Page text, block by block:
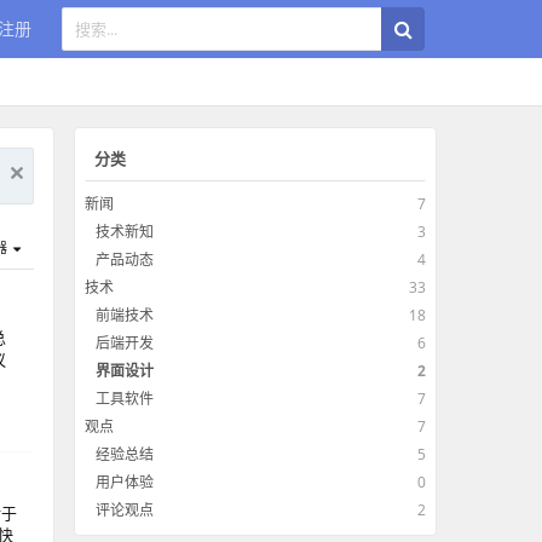
册
分类
新闻
7
技术新知
3
产品动态
4
技术
33
前端技术
18
后端开发
6
界面设计
2
工具软件
7
观点
7
经验总结
5
用户体验
0
评论观点
2